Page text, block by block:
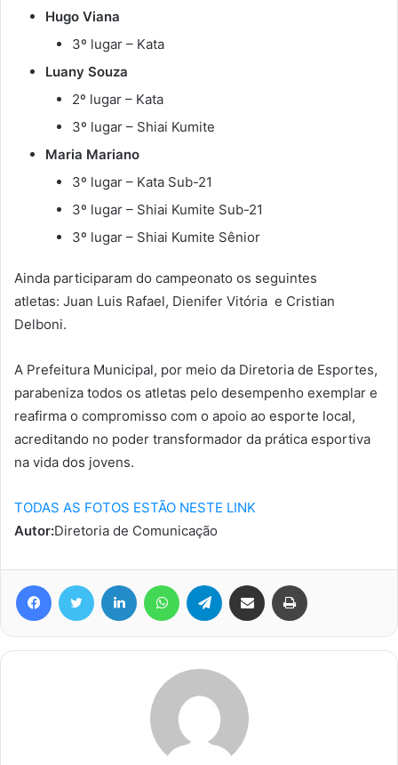
Hugo Viana
3º lugar – Kata
Luany Souza
2º lugar – Kata
3º lugar – Shiai Kumite
Maria Mariano
3º lugar – Kata Sub-21
3º lugar – Shiai Kumite Sub-21
3º lugar – Shiai Kumite Sênior
Ainda participaram do campeonato os seguintes
atletas: Juan Luis Rafael, Dienifer Vitória e Cristian
Delboni.
A Prefeitura Municipal, por meio da Diretoria de Esportes,
parabeniza todos os atletas pelo desempenho exemplar e
reafirma o compromisso com o apoio ao esporte local,
acreditando no poder transformador da prática esportiva
na vida dos jovens.
TODAS AS FOTOS ESTÃO NESTE LINK
Autor:Diretoria de Comunicação
FacebookTwitter Linkedin WhatsAppTelegram Compartilhar via e-mail